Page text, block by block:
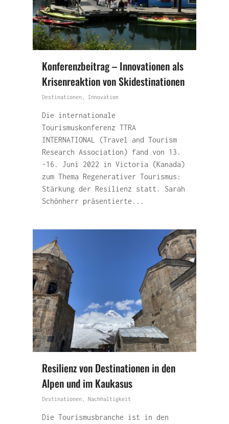
Konferenzbeitrag – Innovationen als
Krisenreaktion von Skidestinationen
Destinationen Innovation
Die internationale
Tourismuskonferenz TTRA
INTERNATIONAL (Travel and Tourism
Research Association) fand von 13.
-16. Juni 2022 in Victoria (Kanada)
zum Thema Regenerativer Tourismus:
Stärkung der Resilienz statt. Sarah
Schönherr präsentierte...
Resilienz von Destinationen in den
Alpen und im Kaukasus
Destinationen Nachhaltigkeit
Die Tourismusbranche ist in den